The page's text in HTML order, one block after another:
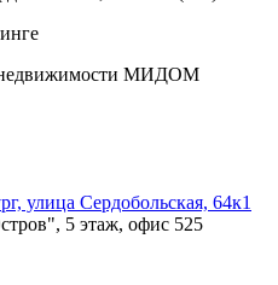
МИДОМ
улица Сердобольская, 64к1
5 этаж, офис 525